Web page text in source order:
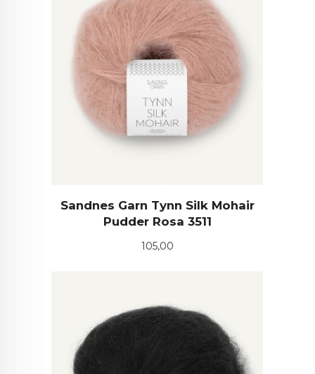
Sandnes Garn Tynn Silk Mohair
Pudder Rosa 3511
Pris
105,00